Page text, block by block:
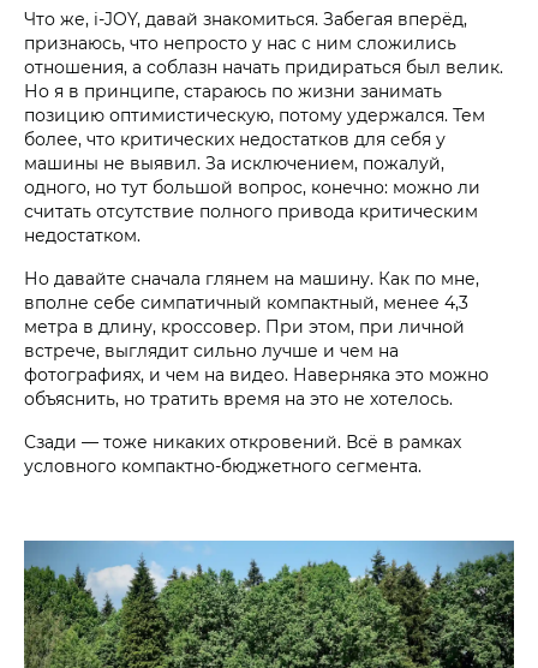
Что же, i‑JOY, давай знакомиться. Забегая вперёд,
признаюсь, что непросто у нас с ним сложились
отношения, а соблазн начать придираться был велик.
Но я в принципе, стараюсь по жизни занимать
позицию оптимистическую, потому удержался. Тем
более, что критических недостатков для себя у
машины не выявил. За исключением, пожалуй,
одного, но тут большой вопрос, конечно: можно ли
считать отсутствие полного привода критическим
недостатком.
Но давайте сначала глянем на машину. Как по мне,
вполне себе симпатичный компактный, менее 4,3
метра в длину, кроссовер. При этом, при личной
встрече, выглядит сильно лучше и чем на
фотографиях, и чем на видео. Наверняка это можно
объяснить, но тратить время на это не хотелось.
Сзади — тоже никаких откровений. Всё в рамках
условного компактно-бюджетного сегмента.